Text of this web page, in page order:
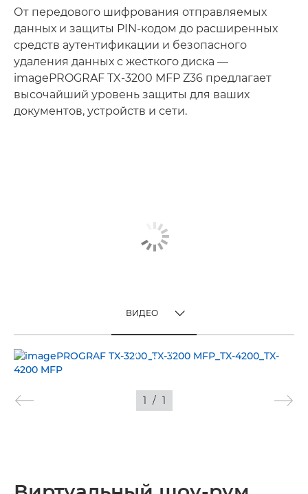
От передового шифрования отправляемых
данных и защиты PIN-кодом до расширенных
средств аутентификации и безопасного
удаления данных с жесткого диска —
imagePROGRAF TX-3200 MFP Z36 предлагает
высочайший уровень защиты для ваших
документов, устройств и сети.
ВИДЕО
ВИДЕО
ИЗОБРАЖЕНИЯ
1 / 1